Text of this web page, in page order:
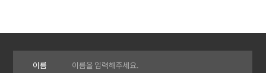
이름